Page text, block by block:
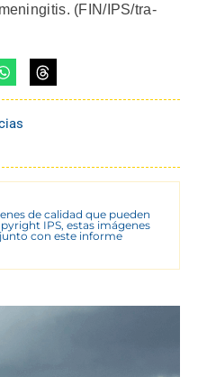
(FIN/IPS/tra-
de calidad que pueden
IPS, estas imágenes
con este informe